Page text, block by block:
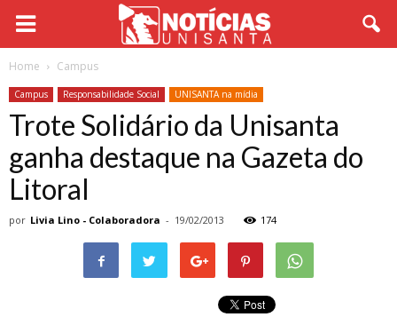
Home Campus
Campus Responsabilidade Social UNISANTA na mídia
Trote Solidário da Unisanta
ganha destaque na Gazeta do
Litoral
por Livia Lino - Colaboradora - 19/02/2013 174